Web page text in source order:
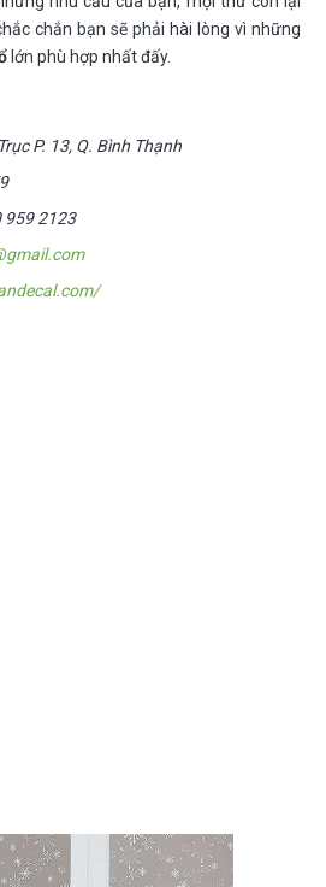
chắn bạn sẽ phải hài lòng vì những
lớn phù hợp nhất đấy.
P. 13, Q. Bình Thạnh
959 2123